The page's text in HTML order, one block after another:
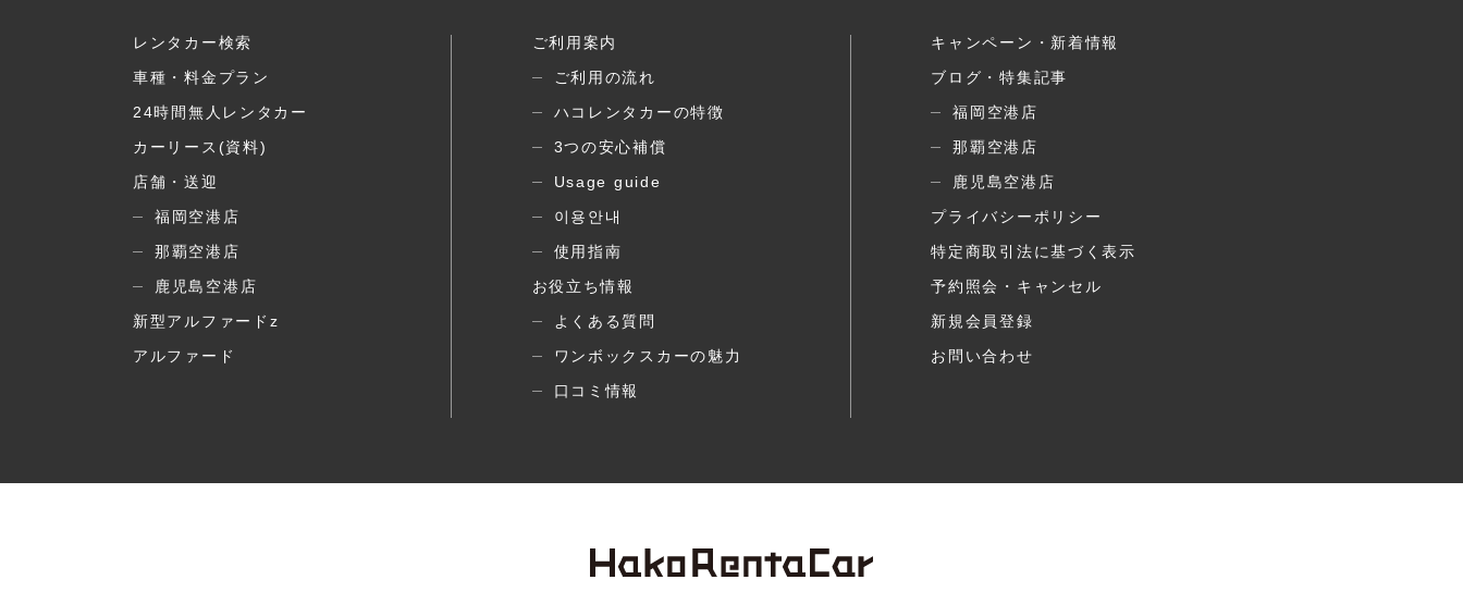
レンタカー検索
車種・料金プラン
24時間無人レンタカー
カーリース(資料)
店舗・送迎
福岡空港店
那覇空港店
鹿児島空港店
新型アルファードz
アルファード
ご利用案内
ご利用の流れ
ハコレンタカーの特徴
3つの安心補償
Usage guide
이용안내
使用指南
お役立ち情報
よくある質問
ワンボックスカーの魅力
口コミ情報
キャンペーン・新着情報
ブログ・特集記事
福岡空港店
那覇空港店
鹿児島空港店
プライバシーポリシー
特定商取引法に基づく表示
予約照会・キャンセル
新規会員登録
お問い合わせ